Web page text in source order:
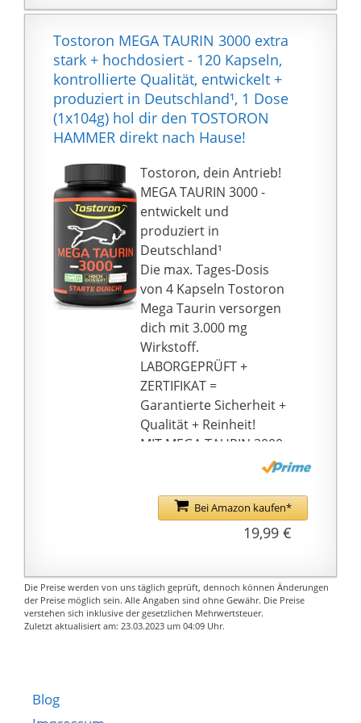
Farbstoffen
Verpackung mit einem
versiegelten
Dosierdeckel sorgt für
die lange Haltbarkeit
Ihrer
Nahrungsergänzungsm
ittel und für ihre
einfache Dosierung
Geld-Zurück-Garantie:
Wir wollen unsere
Kunden
zufriedenstellen! Auch
24 Monate nach Ihrem
Kauf geben wir Ihnen
unsere Garantie
Tostoron MEGA TAURIN 3000 extra
stark + hochdosiert - 120 Kapseln,
kontrollierte Qualität, entwickelt +
produziert in Deutschland¹, 1 Dose
(1x104g) hol dir den TOSTORON
HAMMER direkt nach Hause!
Tostoron, dein Antrieb!
MEGA TAURIN 3000 -
entwickelt und
produziert in
Deutschland¹
Die max. Tages-Dosis
von 4 Kapseln Tostoron
Mega Taurin versorgen
dich mit 3.000 mg
Wirkstoff.
LABORGEPRÜFT +
ZERTIFIKAT =
Garantierte Sicherheit +
Qualität + Reinheit!
MIT MEGA TAURIN 3000
zum Ziel! EXTRA STARK
dir den TOSTORON
HAMMER direkt nach
Bei Amazon kaufen*
19,99 €
Die Preise werden von uns täglich geprüft, dennoch können Änderungen
der Preise möglich sein. Alle Angaben sind ohne Gewähr. Die Preise
verstehen sich inklusive der gesetzlichen Mehrwertsteuer.
Zuletzt aktualisiert am: 23.03.2023 um 04:09 Uhr.
Blog